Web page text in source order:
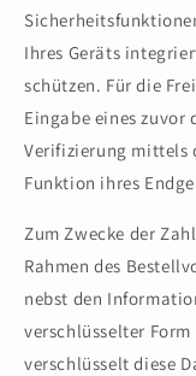
Ihres Geräts
schützen. Für die
Eingabe eines zuvor
Verifizierung mittels
Funktion ihres
Zum Zwecke der
Rahmen des
nebst den
verschlüsselter
verschlüsselt diese